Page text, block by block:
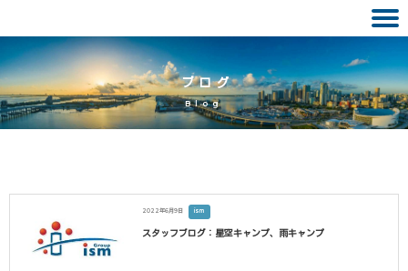
to
content
ブログ
Blog
2022年6月9日 ism
スタッフブログ：星空キャンプ、雨キャンプ